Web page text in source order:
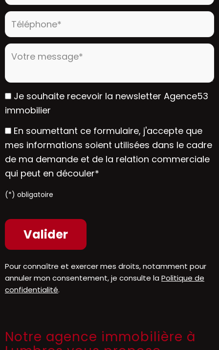
Téléphone* :
Votre message* :
Je souhaite recevoir la newsletter Agence53
immobilier
En soumettant ce formulaire, j'accepte que
mes informations soient utilisées dans le cadre
de ma demande et de la relation commerciale
qui peut en découler*
(*) obligatoire
Pour connaître et exercer mes droits, notamment pour
annuler mon consentement, je consulte la Politique de
confidentialité.
Notre agence immobilière à